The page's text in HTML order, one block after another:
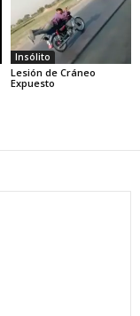
Insólito
Lesión de Cráneo
Expuesto